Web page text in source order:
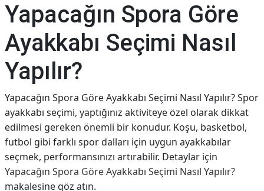
Yapacağın Spora Göre
Ayakkabı Seçimi Nasıl
Yapılır?
Yapacağın Spora Göre Ayakkabı Seçimi Nasıl Yapılır? Spor
ayakkabı seçimi, yaptığınız aktiviteye özel olarak dikkat
edilmesi gereken önemli bir konudur. Koşu, basketbol,
futbol gibi farklı spor dalları için uygun ayakkabılar
seçmek, performansınızı artırabilir. Detaylar için
Yapacağın Spora Göre Ayakkabı Seçimi Nasıl Yapılır?
makalesine göz atın.